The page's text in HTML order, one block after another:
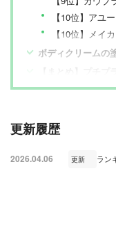
【10位】アユ
【10位】メイカ
ボディクリームの
【まとめ】プチプ
更新履歴
2026.04.06 更新 ラン